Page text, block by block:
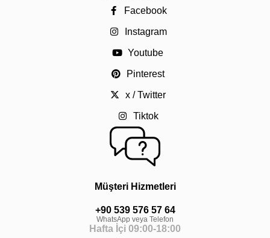
Facebook
Instagram
Youtube
Pinterest
x / Twitter
Tiktok
Müşteri Hizmetleri
+90 539 576 57 64
WhatsApp veya Telefon
Hafta İçi 09:00-18:00